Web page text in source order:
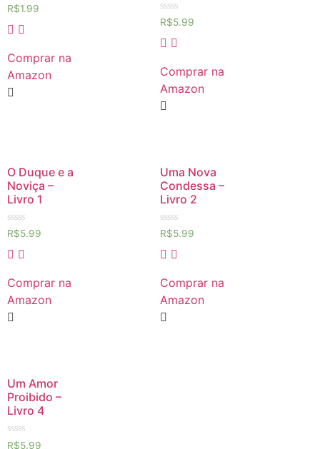
Avaliação
0
de
5
R$1.99
Comprar na
Amazon
Avaliação
0
de
5
R$5.99
Comprar na
Amazon
O Duque e a
Noviça –
Livro 1
Avaliação
0
de
5
R$5.99
Comprar na
Amazon
Uma Nova
Condessa –
Livro 2
Avaliação
0
de
5
R$5.99
Comprar na
Amazon
Um Amor
Proibido –
Livro 4
Avaliação
R$5.99